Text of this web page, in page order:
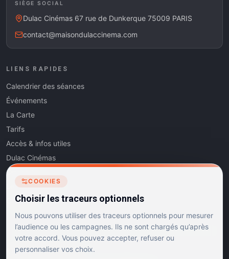
SIÈGE SOCIAL
Dulac Cinémas 67 rue de Dunkerque 75009 PARIS
contact@maisondulaccinema.com
LIENS RAPIDES
Calendrier des séances
Événements
La Carte
Tarifs
Accès & infos utiles
Dulac Cinémas
Cinéma5
Les Dits de l'Art
Contact
RÉSEAUX SOCIAUX
COOKIES
Choisir les traceurs optionnels
Nous pouvons utiliser des traceurs optionnels pour mesurer
l’audience ou les campagnes. Ils ne sont chargés qu’après
votre accord. Vous pouvez accepter, refuser ou
personnaliser vos choix.